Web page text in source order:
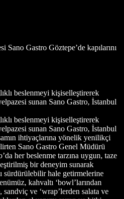
Sano Gastro Göztepe’de kapılarını
beslenmeyi kişiselleştirerek
sunan Sano Gastro, İstanbul
beslenmeyi kişiselleştirerek
sunan Sano Gastro, İstanbul
ihtiyaçlarına yönelik yenilikçi
Sano Gastro Genel Müdürü
her beslenme tarzına uygun, taze
bir deneyim sunarak
sürdürülebilir hale getirmelerine
kahvaltı ‘bowl’larından
sandviç ve ‘wrap’lerden salata ve